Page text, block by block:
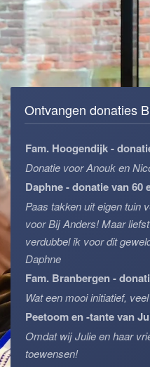
Ontvangen donaties
Fam. Hoogendijk -
Donatie voor Anouk en
Daphne - donatie van 60
Paas takken uit eigen tuin
voor Bij Anders! Maar
verdubbel ik voor dit
Daphne
Fam. Branbergen -
Wat een mooi initiatief,
Peetoom en -tante van
Omdat wij Julie en haar
toewensen!